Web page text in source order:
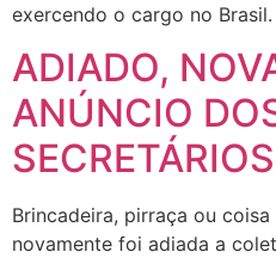
exercendo o cargo no
ADIADO,
ANÚNCIO
SECRETÁRIOS
Brincadeira, pirraça ou
novamente foi adiada a